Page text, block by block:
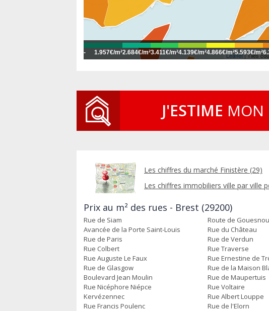
Leaflet| Tiles
- 1.957€/m²2.684€/m²3.411€/m²4.139€/m²4.866€/m²5.593€/m²
J'ESTIME MON
Les chiffres du marché Finistère (29)
Les chiffres immobiliers ville par ville
Prix au m² des rues - Brest (29200)
Rue de Siam Route de Gouesnou
Avancée de la Porte Saint-Louis
Rue du Château
Rue de Paris
Rue de Verdun
Rue Colbert
Rue Traverse
Rue Auguste Le Faux
Rue Ernestine de
Rue de Glasgow
Rue de la Maison
Boulevard Jean Moulin
Rue de Maupertuis
Rue Nicéphore Niépce
Rue Voltaire
Kervézennec
Rue Albert Louppe
Rue Francis Poulenc
Rue de l'Elorn